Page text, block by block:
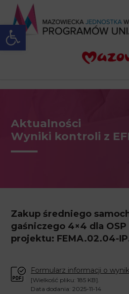
Open toolbar
Aktualności
Wyniki kontroli z
Zakup średniego
gaśniczego 4×4 dla
projektu: FEMA.02.04-
Formularz informacji o
[Wielkość pliku: 185 KB].
Data dodania: 2025-11-14